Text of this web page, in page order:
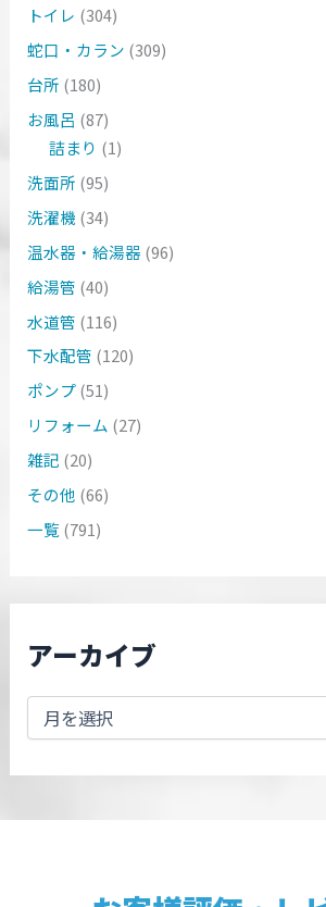
トイレ (304)
蛇口・カラン (309)
台所 (180)
お風呂 (87)
詰まり (1)
洗面所 (95)
洗濯機 (34)
温水器・給湯器(96)
給湯管 (40)
水道管 (116)
下水配管 (120)
ポンプ(51)
リフォーム (27)
雑記 (20)
その他 (66)
一覧(791)
アーカイブ